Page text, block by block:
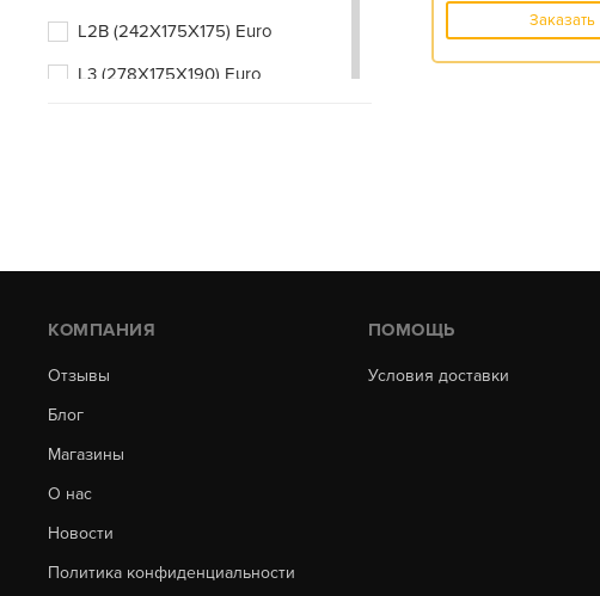
L2B (242X175X175) Euro
L3 (278X175X190) Euro
Заказать
КОМПАНИЯ
Отзывы
Блог
Магазины
О нас
Новости
Политика конфиденциальности
ПОМОЩЬ
Условия доставки